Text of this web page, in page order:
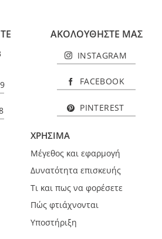
ΑΚΟΛΟΥΘΗΣΤΕ ΜΑΣ
INSTAGRAM
FACEBOOK
PINTEREST
ΧΡΗΣΙΜΑ
Μέγεθος και εφαρμογή
Δυνατότητα επισκευής
Τι και πως να φορέσετε
Πώς φτιάχνονται
Υποστήριξη